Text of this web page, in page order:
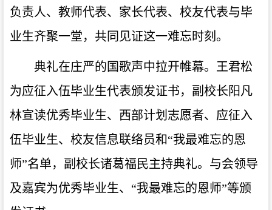
负责人、教师代表、家长代表、校友代表与毕
业生齐聚一堂，共同见证这一难忘时刻。
典礼在庄严的国歌声中拉开帷幕。王君松
为应征入伍毕业生代表颁发证书，副校长阳凡
林宣读优秀毕业生、西部计划志愿者、应征入
伍毕业生、校友信息联络员和“我最难忘的恩
师”名单，副校长诸葛福民主持典礼。与会领导
及嘉宾为优秀毕业生、“我最难忘的恩师”等颁